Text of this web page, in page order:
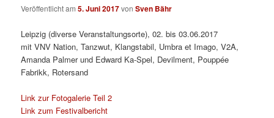
Veröffentlicht am5. Juni 2017vonSven Bähr
Leipzig (diverse Veranstaltungsorte), 02. bis 03.06.2017
mitVNV Nation, Tanzwut, Klangstabil, Umbra et Imago, V2A,
Amanda Palmer und Edward Ka-Spel, Devilment, Pouppée
Fabrikk, Rotersand
Link zur Fotogalerie Teil 2
Link zum Festivalbericht